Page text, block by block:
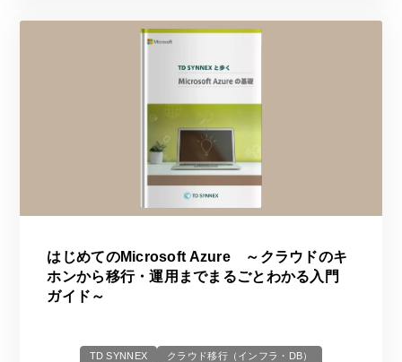
はじめてのMicrosoft Azure ～クラウドのキ
ホンから移行・運用までまるごとわかる入門
ガイド～
TD SYNNEX クラウド移行（インフラ・DB）